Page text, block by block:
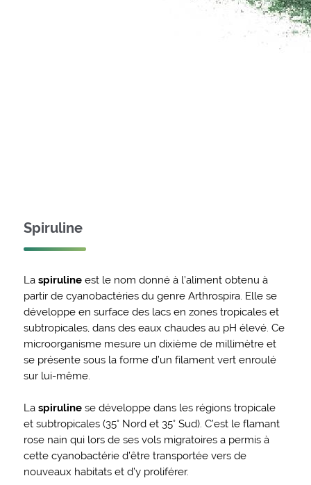
Spiruline
La spirulineest le nom donné à l’aliment obtenu à
partir de cyanobactéries du genre Arthrospira. Elle se
développe en surface des lacs en zones tropicales et
subtropicales, dans des eaux chaudes au pH élevé. Ce
microorganisme mesure un dixième de millimètre et
se présente sous la forme d’un filament vert enroulé
sur lui-même.
La spirulinese développe dans les régions tropicale
et subtropicales (35° Nord et 35° Sud). C’est le flamant
rose nain qui lors de ses vols migratoires a permis à
cette cyanobactérie d’être transportée vers de
nouveaux habitats et d’y proliférer.